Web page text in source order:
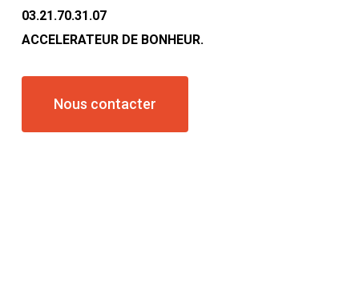
03.21.70.31.07
ACCELERATEUR DE BONHEUR.
Nous contacter